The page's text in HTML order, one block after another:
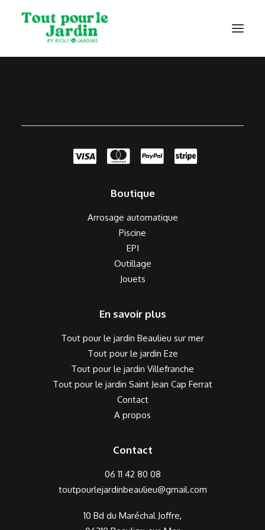
Boutique
Arrosage automatique
Piscine
EPI
Outillage
Jouets
En savoir plus
Tout pour le jardin Beaulieu sur mer
Tout pour le jardin Eze
Tout pour le jardin Villefranche
Tout pour le jardin Saint Jean Cap Ferrat
Contact
A propos
Contact
06 11 42 80 08
toutpourlejardinbeaulieu@gmail.com
10 Bd du Maréchal Joffre,